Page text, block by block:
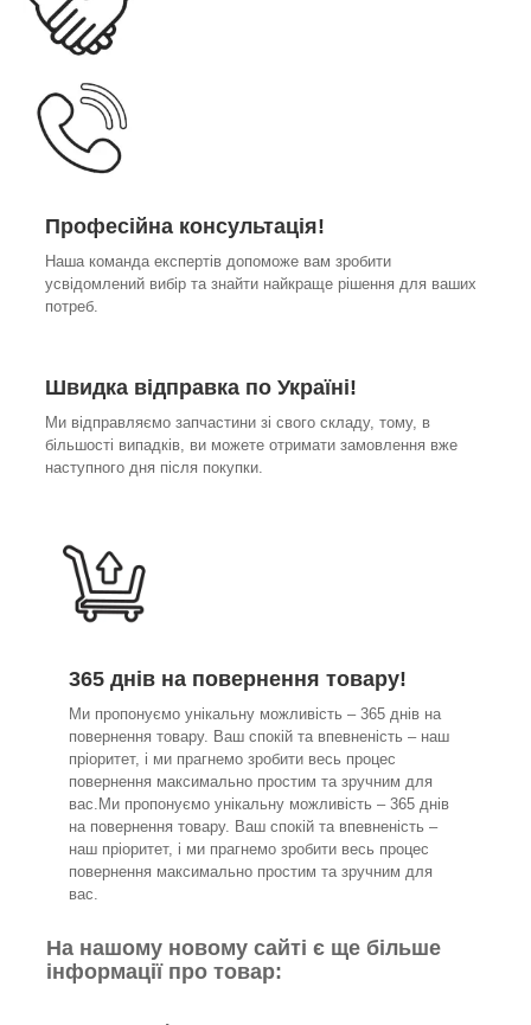
Професійна консультація!
Наша команда експертів допоможе вам зробити
усвідомлений вибір та знайти найкраще рішення для ваших
потреб.
Швидка відправка по Україні!
Ми відправляємо запчастини зі свого складу, тому, в
більшості випадків, ви можете отримати замовлення вже
наступного дня після покупки.
365 днів на повернення товару!
Ми пропонуємо унікальну можливість – 365 днів на
повернення товару. Ваш спокій та впевненість – наш
пріоритет, і ми прагнемо зробити весь процес
повернення максимально простим та зручним для
вас.Ми пропонуємо унікальну можливість – 365 днів
на повернення товару. Ваш спокій та впевненість –
наш пріоритет, і ми прагнемо зробити весь процес
повернення максимально простим та зручним для
вас.
На нашому новому сайті є ще більше
інформації про товар: